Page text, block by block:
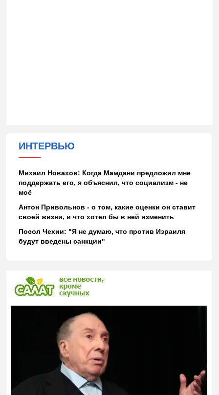
ИНТЕРВЬЮ
Михаил Новахов: Когда Мамдани предложил мне
поддержать его, я объяснил, что социализм - не
моё
Антон Привольнов - о том, какие оценки он ставит
своей жизни, и что хотел бы в ней изменить
Посол Чехии: "Я не думаю, что против Израиля
будут введены санкции"